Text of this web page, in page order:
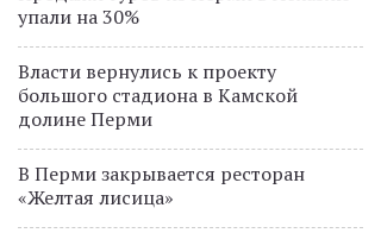
упали на 30%
Власти вернулись к проекту
большого стадиона в Камской
долине Перми
В Перми закрывается ресторан
«Желтая лисица»